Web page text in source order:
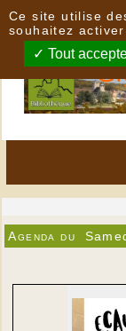
Agenda du
Ce site utilise
souhaitez activer
Tout